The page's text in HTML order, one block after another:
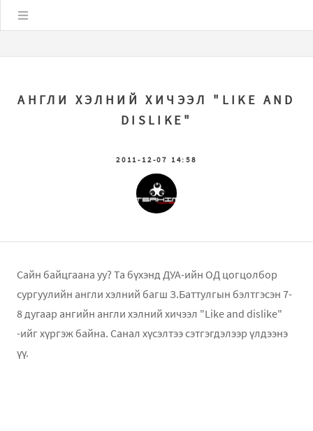
АНГЛИ ХЭЛНИЙ ХИЧЭЭЛ "LIKE AND
DISLIKE"
2011-12-07 14:58
Сайн байцгаана уу? Та бүхэнд ДУА-ийн ОД цогцолбор
сургуулийн англи хэлний багш З.Баттулгын бэлтгэсэн 7-
8 дугаар ангийн англи хэлний хичээл "Like and dislike"
-ийг хүргэж байна. Санал хүсэлтээ сэтгэгдэлээр үлдээнэ
үү.